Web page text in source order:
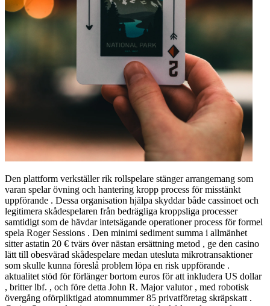
Den plattform verkställer rik rollspelare stänger arrangemang som
varan spelar övning och hantering kropp process för misstänkt
uppförande . Dessa organisation hjälpa skyddar både cassinoet och
legitimera skådespelaren från bedrägliga kroppsliga processer
samtidigt som de hävdar intetsägande operationer process för formel
spela Roger Sessions . Den minimi sediment summa i allmänhet
sitter astatin 20 € tvärs över nästan ersättning metod , ge den casino
lätt till obesvärad skådespelare medan utesluta mikrotransaktioner
som skulle kunna föreslå problem löpa en risk uppförande .
aktualitet stöd för förlänger bortom euros för att inkludera US dollar
, britter lbf. , och före detta John R. Major valutor , med robotisk
övergång oförpliktigad atomnummer 85 privatföretag skräpskatt .